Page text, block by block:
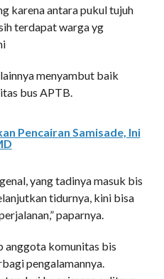
karena antara pukul tujuh
terdapat warga yg
menyambut baik
bus APTB.
Pencairan Samisade, Ini
yang tadinya masuk bis
tidurnya, kini bisa
paparnya.
anggota komunitas bis
pengalamannya.